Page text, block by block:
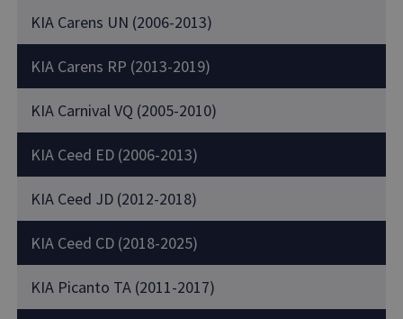
KIA Carens UN (2006-2013)
KIA Carens RP (2013-2019)
KIA Carnival VQ (2005-2010)
KIA Ceed ED (2006-2013)
KIA Ceed JD (2012-2018)
KIA Ceed CD (2018-2025)
KIA Picanto TA (2011-2017)